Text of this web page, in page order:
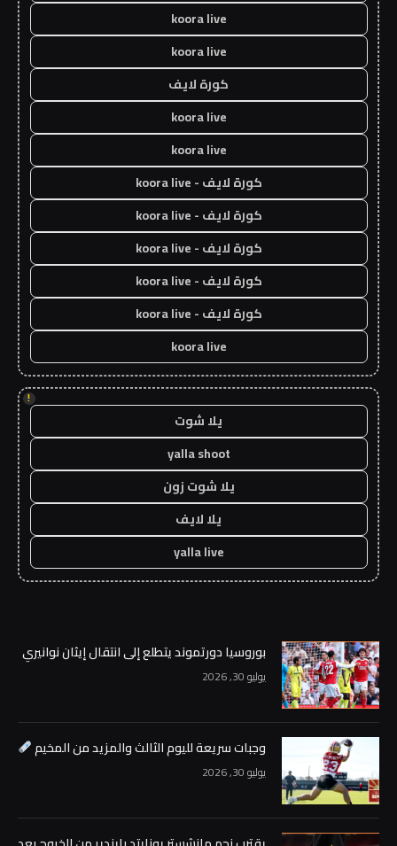
koora live
koora live
كورة لايف
koora live
koora live
كورة لايف - koora live
كورة لايف - koora live
كورة لايف - koora live
كورة لايف - koora live
كورة لايف - koora live
koora live
!
يلا شوت
yalla shoot
يلا شوت زون
يلا لايف
yalla live
بوروسيا دورتموند يتطلع إلى انتقال إيثان نوانيري
يوليو 30, 2026
وجبات سريعة لليوم الثالث والمزيد من المخيم
يوليو 30, 2026